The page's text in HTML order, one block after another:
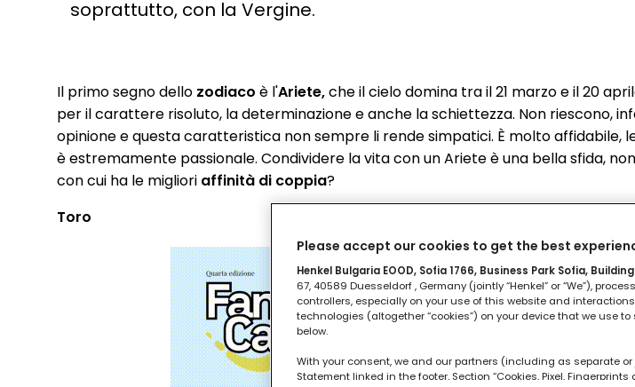
soprattutto, con la Vergine.
Il primo segno dello zodiaco è l'Ariete,che il cielo domina tra il 21 marzo e il 20
per il carattere risoluto, la determinazione e anche la schiettezza. Non riescono,
opinione e questa caratteristica non sempre li rende simpatici. È molto affidabile,
è estremamente passionale. Condividere la vita con un Ariete è una bella sfida,
con cui ha le migliori affinità di coppia?
Toro
Please accept our cookies to get the best
Henkel Bulgaria EOOD, Sofia 1766, Business Park Sofia,
67, 40589 Duesseldorf , Germany (jointly “Henkel” or “We”),
controllers, especially on your use of this website and
technologies (altogether “cookies”) on your device that we use
below.
With your consent, we and our partners (including as separate
Statement linked in the footer, Section “Cookies, Pixel,